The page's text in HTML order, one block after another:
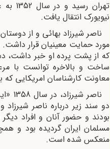
نیویورک انتقال یافت.
ناصر شیرزاد بهائى و از
مورد حمایت معینیان قرار داشت.
که از پشت پرده او خبر داشت،
ساخت و بالاخره توانست با
معاونت کارشناسان امریکایی
دو سند زیر درباره ناصر
بودند و حضور آنان و افراد
مسلمان ایران گردیده بود و
منعکس شده است.